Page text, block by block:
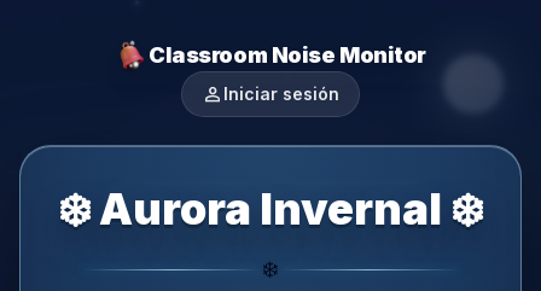
Classroom Noise Monitor
person Iniciar sesión
❄️ Aurora Invernal ❄️
❄️